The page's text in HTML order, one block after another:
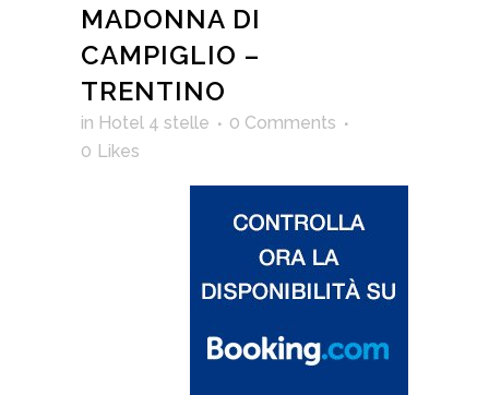
MADONNA DI
CAMPIGLIO –
TRENTINO
in Hotel 4 stelle
0 Comments
0 Likes